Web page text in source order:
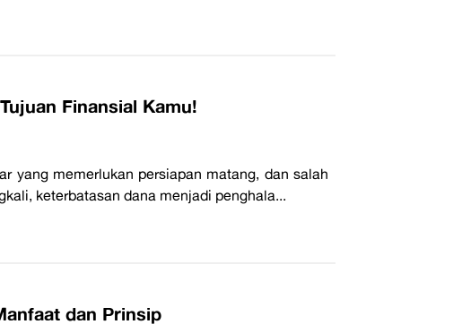
Finansial Kamu!
yang memerlukan persiapan matang, dan salah
keterbatasan dana menjadi penghala...
dan Prinsip